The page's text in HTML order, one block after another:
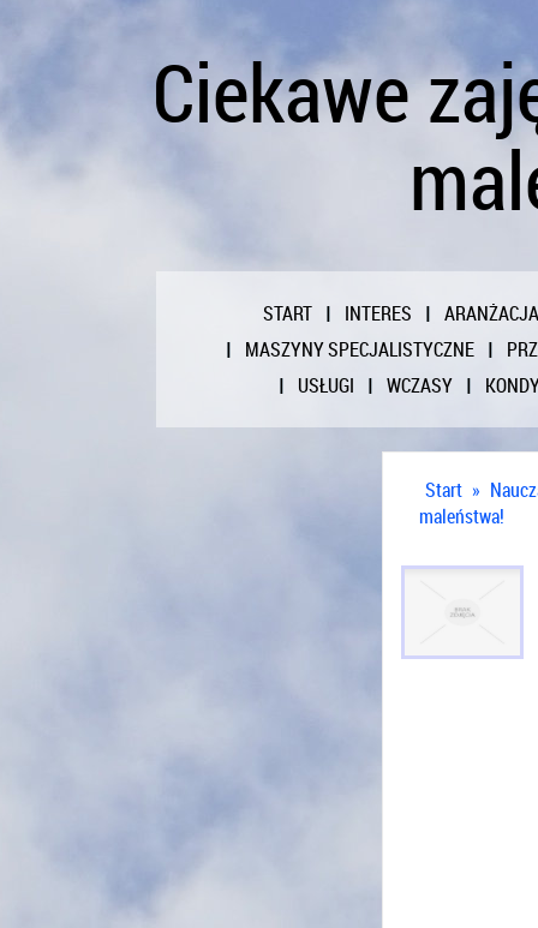
Ciekawe
START INTERES
ARANŻACJA
MASZYNY SPECJALISTYCZNE
USŁUGI
WCZASY
Start »
maleństwa!